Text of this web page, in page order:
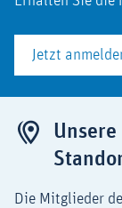
Jetzt
Die Mitglieder